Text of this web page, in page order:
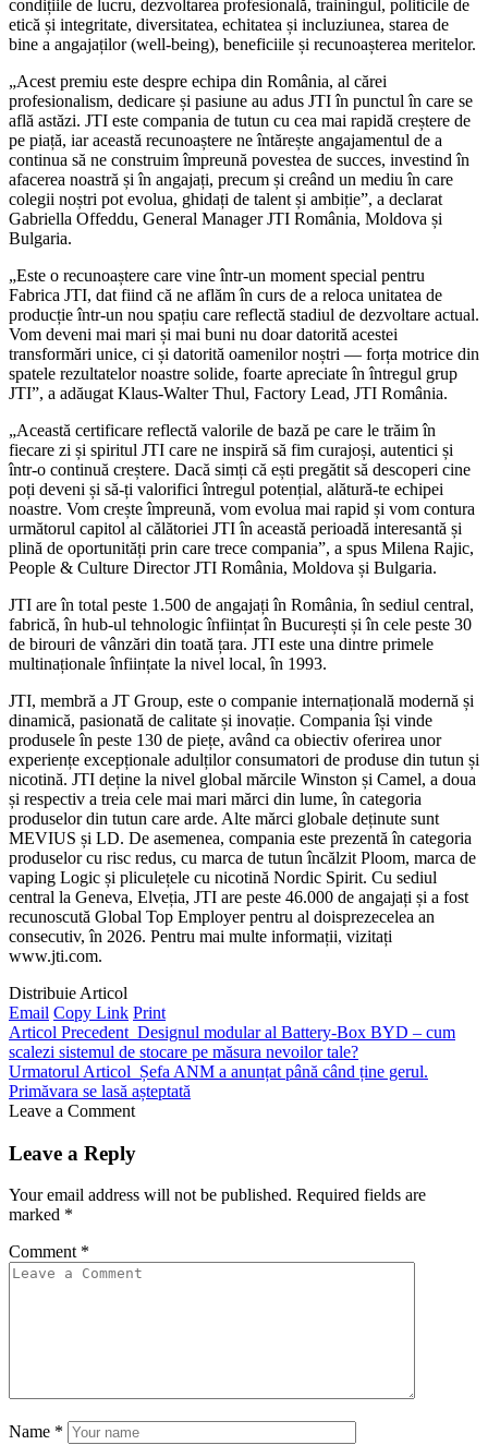
condițiile de lucru, dezvoltarea profesională, trainingul, politicile de
etică și integritate, diversitatea, echitatea și incluziunea, starea de
bine a angajaților (well-being), beneficiile și recunoașterea meritelor.
„Acest premiu este despre echipa din România, al cărei
profesionalism, dedicare și pasiune au adus JTI în punctul în care se
află astăzi. JTI este compania de tutun cu cea mai rapidă creștere de
pe piață, iar această recunoaștere ne întărește angajamentul de a
continua să ne construim împreună povestea de succes, investind în
afacerea noastră și în angajați, precum și creând un mediu în care
colegii noștri pot evolua, ghidați de talent și ambiție”, a declarat
Gabriella Offeddu, General Manager JTI România, Moldova și
Bulgaria.
„Este o recunoaștere care vine într-un moment special pentru
Fabrica JTI, dat fiind că ne aflăm în curs de a reloca unitatea de
producție într-un nou spațiu care reflectă stadiul de dezvoltare actual.
Vom deveni mai mari și mai buni nu doar datorită acestei
transformări unice, ci și datorită oamenilor noștri — forța motrice din
spatele rezultatelor noastre solide, foarte apreciate în întregul grup
JTI”, a adăugat Klaus-Walter Thul, Factory Lead, JTI România.
„Această certificare reflectă valorile de bază pe care le trăim în
fiecare zi și spiritul JTI care ne inspiră să fim curajoși, autentici și
într-o continuă creștere. Dacă simți că ești pregătit să descoperi cine
poți deveni și să‑ți valorifici întregul potențial, alătură‑te echipei
noastre. Vom crește împreună, vom evolua mai rapid și vom contura
următorul capitol al călătoriei JTI în această perioadă interesantă și
plină de oportunități prin care trece compania”, a spus Milena Rajic,
People & Culture Director JTI România, Moldova și Bulgaria.
JTI are în total peste 1.500 de angajați în România, în sediul central,
fabrică, în hub-ul tehnologic înființat în București și în cele peste 30
de birouri de vânzări din toată țara. JTI este una dintre primele
multinaționale înființate la nivel local, în 1993.
JTI, membră a JT Group, este o companie internațională modernă și
dinamică, pasionată de calitate și inovație. Compania își vinde
produsele în peste 130 de piețe, având ca obiectiv oferirea unor
experiențe excepționale adulților consumatori de produse din tutun și
nicotină. JTI deține la nivel global mărcile Winston și Camel, a doua
și respectiv a treia cele mai mari mărci din lume, în categoria
produselor din tutun care arde. Alte mărci globale deținute sunt
MEVIUS și LD. De asemenea, compania este prezentă în categoria
produselor cu risc redus, cu marca de tutun încălzit Ploom, marca de
vaping Logic și pliculețele cu nicotină Nordic Spirit. Cu sediul
central la Geneva, Elveția, JTI are peste 46.000 de angajați și a fost
recunoscută Global Top Employer pentru al doisprezecelea an
consecutiv, în 2026. Pentru mai multe informații, vizitați
www.jti.com.
Distribuie Articol
Email Copy Link Print
Articol Precedent Designul modular al Battery-Box BYD – cum
scalezi sistemul de stocare pe măsura nevoilor tale?
Urmatorul Articol Șefa ANM a anunțat până când ține gerul.
Primăvara se lasă așteptată
Leave a Comment
Leave a Reply
Your email address will not be published. Required fields are
marked *
Comment *
Name *